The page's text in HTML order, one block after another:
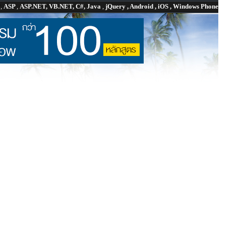
, ASP, ASP.NET, VB.NET, C#, Java , jQuery , Android , iOS , Windows Phone